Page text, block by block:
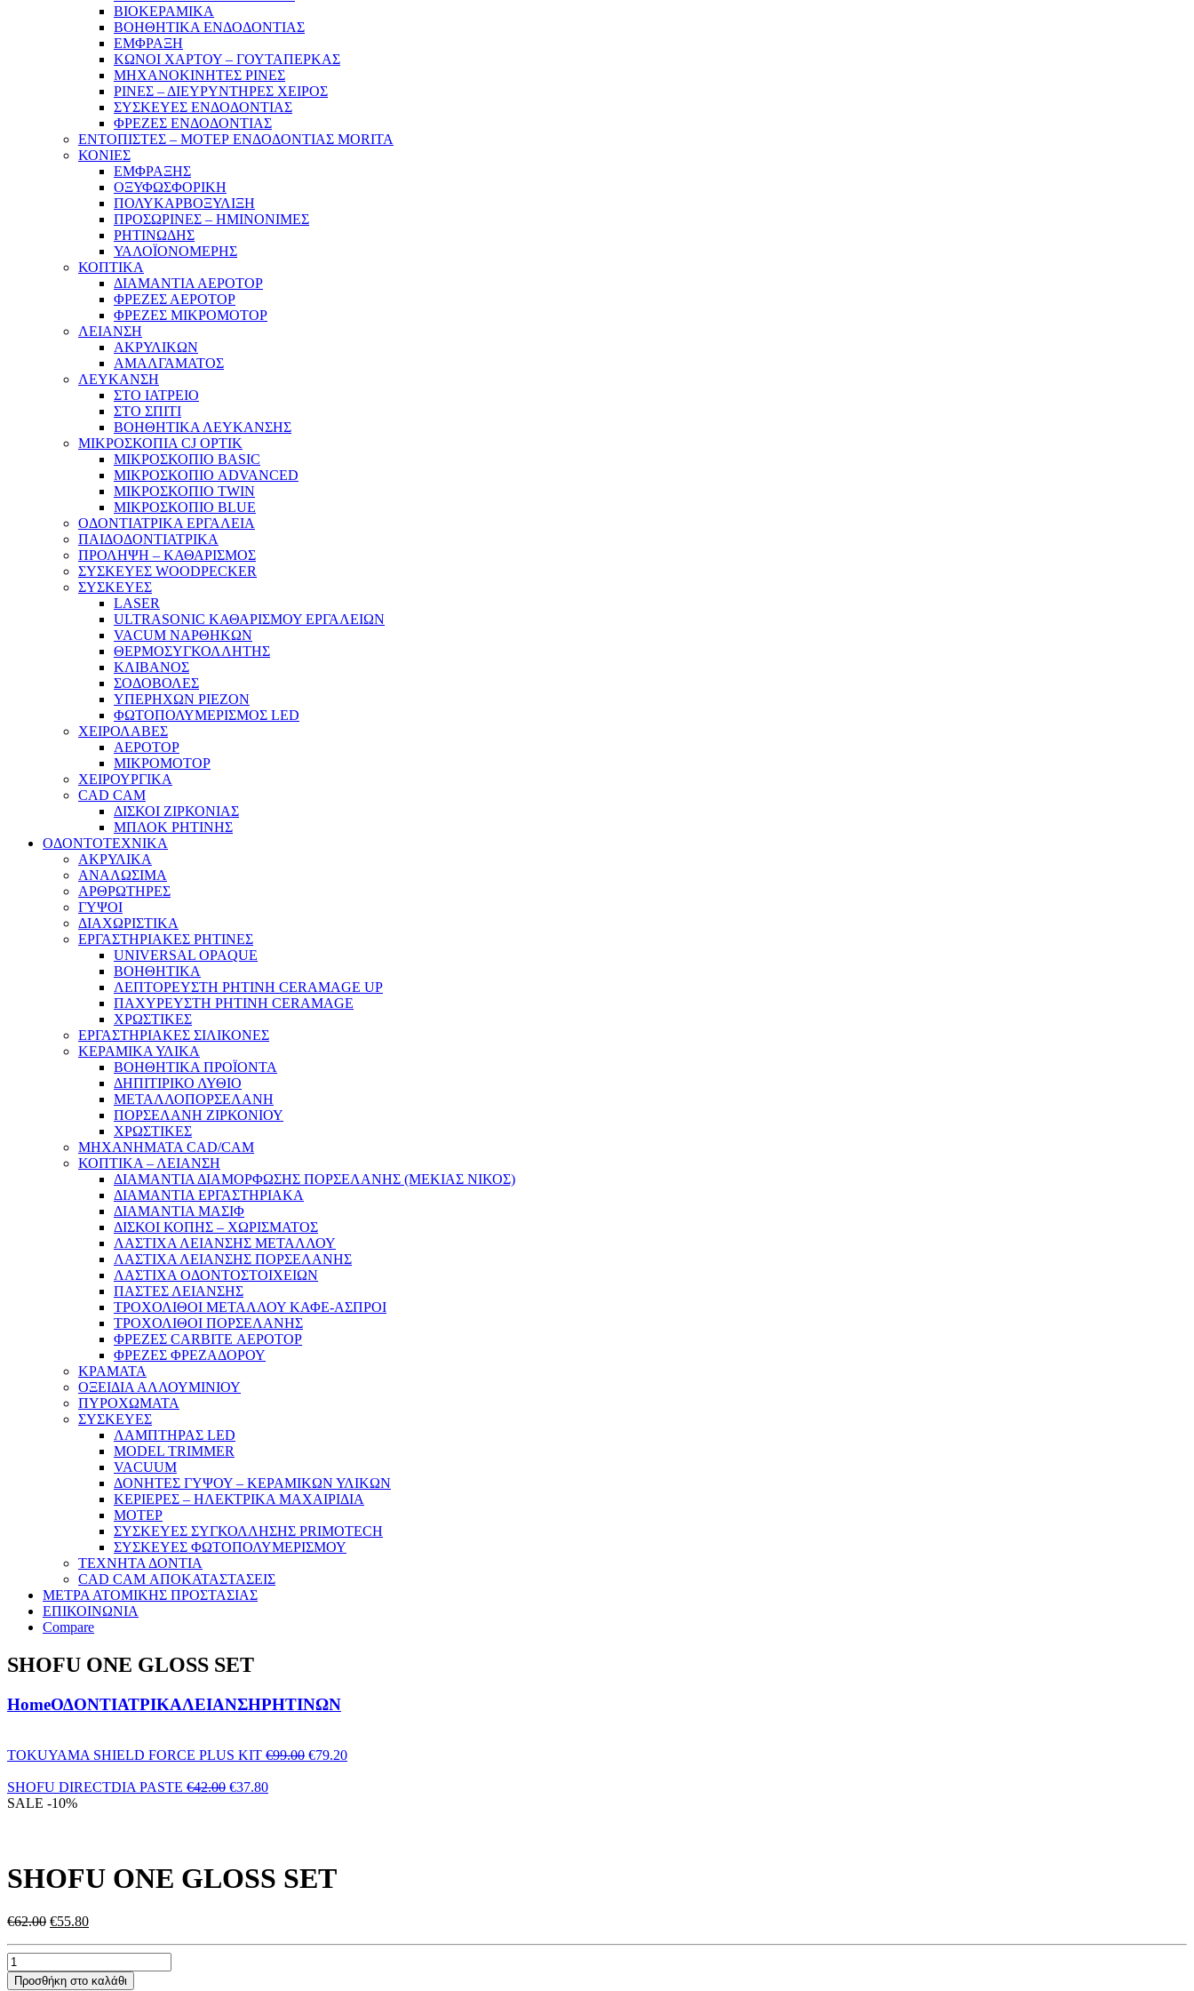
ΒΙΟΚΕΡΑΜΙΚΑ
ΒΟΗΘΗΤΙΚΑ ΕΝΔΟΔΟΝΤΙΑΣ
ΕΜΦΡΑΞΗ
ΚΩΝΟΙ ΧΑΡΤΟΥ – ΓΟΥΤΑΠΕΡΚΑΣ
ΜΗΧΑΝΟΚΙΝΗΤΕΣ ΡΙΝΕΣ
ΡΙΝΕΣ – ΔΙΕΥΡΥΝΤΗΡΕΣ ΧΕΙΡΟΣ
ΣΥΣΚΕΥΕΣ ΕΝΔΟΔΟΝΤΙΑΣ
ΦΡΕΖΕΣ ΕΝΔΟΔΟΝΤΙΑΣ
ΕΝΤΟΠΙΣΤΕΣ – ΜΟΤΕΡ ΕΝΔΟΔΟΝΤΙΑΣ MORITA
ΚΟΝΙΕΣ
ΕΜΦΡΑΞΗΣ
ΟΞΥΦΩΣΦΟΡΙΚΗ
ΠΟΛΥΚΑΡΒΟΞΥΛΙΞΗ
ΠΡΟΣΩΡΙΝΕΣ – ΗΜΙΝΟΝΙΜΕΣ
ΡΗΤΙΝΩΔΗΣ
ΥΑΛΟΪΟΝΟΜΕΡΗΣ
ΚΟΠΤΙΚΑ
ΔΙΑΜΑΝΤΙΑ ΑΕΡΟΤΟΡ
ΦΡΕΖΕΣ ΑΕΡΟΤΟΡ
ΦΡΕΖΕΣ ΜΙΚΡΟΜΟΤΟΡ
ΛΕΙΑΝΣΗ
ΑΚΡΥΛΙΚΩΝ
ΑΜΑΛΓΑΜΑΤΟΣ
ΛΕΥΚΑΝΣΗ
ΣΤΟ ΙΑΤΡΕΙΟ
ΣΤΟ ΣΠΙΤΙ
ΒΟΗΘΗΤΙΚΑ ΛΕΥΚΑΝΣΗΣ
ΜΙΚΡΟΣΚΟΠΙΑ CJ OPTIK
ΜΙΚΡΟΣΚΟΠΙΟ BASIC
ΜΙΚΡΟΣΚΟΠΙΟ ADVANCED
ΜΙΚΡΟΣΚΟΠΙΟ TWIN
ΜΙΚΡΟΣΚΟΠΙΟ BLUE
ΟΔΟΝΤΙΑΤΡΙΚΑ ΕΡΓΑΛΕΙΑ
ΠΑΙΔΟΔΟΝΤΙΑΤΡΙΚΑ
ΠΡΟΛΗΨΗ – ΚΑΘΑΡΙΣΜΟΣ
ΣΥΣΚΕΥΕΣ WOODPECKER
ΣΥΣΚΕΥΕΣ
LASER
ULTRASONIC ΚΑΘΑΡΙΣΜΟΥ ΕΡΓΑΛΕΙΩΝ
VACUM ΝΑΡΘΗΚΩΝ
ΘΕΡΜΟΣΥΓΚΟΛΛΗΤΗΣ
ΚΛΙΒΑΝΟΣ
ΣΟΔΟΒΟΛΕΣ
ΥΠΕΡΗΧΩΝ PIEZON
ΦΩΤΟΠΟΛΥΜΕΡΙΣΜΟΣ LED
ΧΕΙΡΟΛΑΒΕΣ
ΑΕΡΟΤΟΡ
ΜΙΚΡΟΜΟΤΟΡ
ΧΕΙΡΟΥΡΓΙΚΑ
CAD CAM
ΔΙΣΚΟΙ ΖΙΡΚΟΝΙΑΣ
ΜΠΛΟΚ ΡΗΤΙΝΗΣ
ΟΔΟΝΤΟΤΕΧΝΙΚΑ
ΑΚΡΥΛΙΚΑ
ΑΝΑΛΩΣΙΜΑ
ΑΡΘΡΩΤΗΡΕΣ
ΓΥΨΟΙ
ΔΙΑΧΩΡΙΣΤΙΚΑ
ΕΡΓΑΣΤΗΡΙΑΚΕΣ ΡΗΤΙΝΕΣ
UNIVERSAL OPAQUE
ΒΟΗΘΗΤΙΚΑ
ΛΕΠΤΟΡΕΥΣΤΗ ΡΗΤΙΝΗ CERAMAGE UP
ΠΑΧΥΡΕΥΣΤΗ ΡΗΤΙΝΗ CERAMAGE
ΧΡΩΣΤΙΚΕΣ
ΕΡΓΑΣΤΗΡΙΑΚΕΣ ΣΙΛΙΚΟΝΕΣ
ΚΕΡΑΜΙΚΑ ΥΛΙΚΑ
ΒΟΗΘΗΤΙΚΑ ΠΡΟΪΟΝΤΑ
ΔΗΠΙΤΙΡΙΚΟ ΛΥΘΙΟ
ΜΕΤΑΛΛΟΠΟΡΣΕΛΑΝΗ
ΠΟΡΣΕΛΑΝΗ ΖΙΡΚΟΝΙΟΥ
ΧΡΩΣΤΙΚΕΣ
ΜΗΧΑΝΗΜΑΤΑ CAD/CAM
ΚΟΠΤΙΚΑ – ΛΕΙΑΝΣΗ
ΔΙΑΜΑΝΤΙΑ ΔΙΑΜΟΡΦΩΣΗΣ ΠΟΡΣΕΛΑΝΗΣ (ΜΕΚΙΑΣ ΝΙΚΟΣ)
ΔΙΑΜΑΝΤΙΑ ΕΡΓΑΣΤΗΡΙΑΚΑ
ΔΙΑΜΑΝΤΙΑ ΜΑΣΙΦ
ΔΙΣΚΟΙ ΚΟΠΗΣ – ΧΩΡΙΣΜΑΤΟΣ
ΛΑΣΤΙΧΑ ΛΕΙΑΝΣΗΣ ΜΕΤΑΛΛΟΥ
ΛΑΣΤΙΧΑ ΛΕΙΑΝΣΗΣ ΠΟΡΣΕΛΑΝΗΣ
ΛΑΣΤΙΧΑ ΟΔΟΝΤΟΣΤΟΙΧΕΙΩΝ
ΠΑΣΤΕΣ ΛΕΙΑΝΣΗΣ
ΤΡΟΧΟΛΙΘΟΙ ΜΕΤΑΛΛΟΥ ΚΑΦΕ-ΑΣΠΡΟΙ
ΤΡΟΧΟΛΙΘΟΙ ΠΟΡΣΕΛΑΝΗΣ
ΦΡΕΖΕΣ CARBITE ΑΕΡΟΤΟΡ
ΦΡΕΖΕΣ ΦΡΕΖΑΔΟΡΟΥ
ΚΡΑΜΑΤΑ
ΟΞΕΙΔΙΑ ΑΛΛΟΥΜΙΝΙΟΥ
ΠΥΡΟΧΩΜΑΤΑ
ΣΥΣΚΕΥΕΣ
ΛΑΜΠΤΗΡΑΣ LED
MODEL TRIMMER
VACUUM
ΔΟΝΗΤΕΣ ΓΥΨΟΥ – ΚΕΡΑΜΙΚΩΝ ΥΛΙΚΩΝ
ΚΕΡΙΕΡΕΣ – ΗΛΕΚΤΡΙΚΑ ΜΑΧΑΙΡΙΔΙΑ
ΜΟΤΕΡ
ΣΥΣΚΕΥΕΣ ΣΥΓΚΟΛΛΗΣΗΣ PRIMOTECH
ΣΥΣΚΕΥΕΣ ΦΩΤΟΠΟΛΥΜΕΡΙΣΜΟΥ
ΤΕΧΝΗΤΑ ΔΟΝΤΙΑ
CAD CAM ΑΠΟΚΑΤΑΣΤΑΣΕΙΣ
ΜΕΤΡΑ ΑΤΟΜΙΚΗΣ ΠΡΟΣΤΑΣΙΑΣ
ΕΠΙΚΟΙΝΩΝΙΑ
Compare
SHOFU ONE GLOSS SET
HomeΟΔΟΝΤΙΑΤΡΙΚΑΛΕΙΑΝΣΗΡΗΤΙΝΩΝ
TOKUYAMA SHIELD FORCE PLUS KIT €99.00 Original
€79.20Η
SHOFU DIRECTDIA PASTE €42.00 Original
€37.80Η
SALE -10%
SHOFU ONE GLOSS SET
€62.00 Original
was:
€62.00.
€55.80Η
τιμή
είναι:
€55.80.
Προσθήκη στο καλάθι